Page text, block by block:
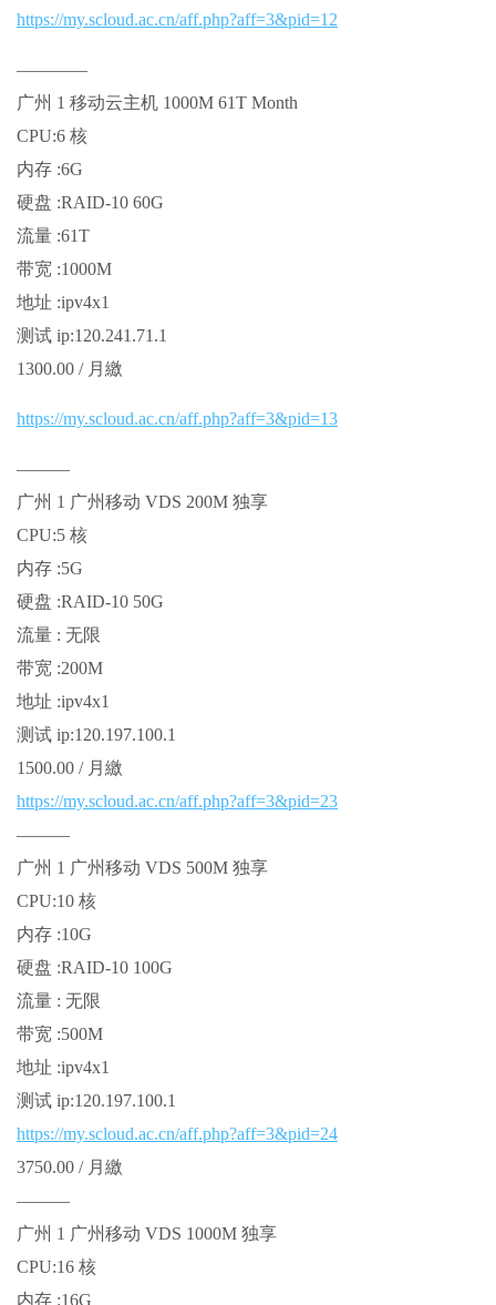
https://my.scloud.ac.cn/aff.php?aff=3&pid=12
————
广州 1 移动云主机 1000M 61T Month
CPU:6 核
内存 :6G
硬盘 :RAID-10 60G
流量 :61T
带宽 :1000M
地址 :ipv4x1
测试 ip:120.241.71.1
1300.00 / 月繳
https://my.scloud.ac.cn/aff.php?aff=3&pid=13
———
广州 1 广州移动 VDS 200M 独享
CPU:5 核
内存 :5G
硬盘 :RAID-10 50G
流量 : 无限
带宽 :200M
地址 :ipv4x1
测试 ip:120.197.100.1
1500.00 / 月繳
https://my.scloud.ac.cn/aff.php?aff=3&pid=23
———
广州 1 广州移动 VDS 500M 独享
CPU:10 核
内存 :10G
硬盘 :RAID-10 100G
流量 : 无限
带宽 :500M
地址 :ipv4x1
测试 ip:120.197.100.1
https://my.scloud.ac.cn/aff.php?aff=3&pid=24
3750.00 / 月繳
———
广州 1 广州移动 VDS 1000M 独享
CPU:16 核
内存 :16G